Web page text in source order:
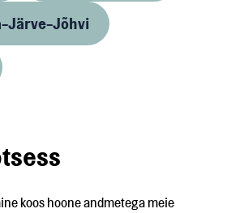
Järve-Jõhvi
koos hoone andmetega meie